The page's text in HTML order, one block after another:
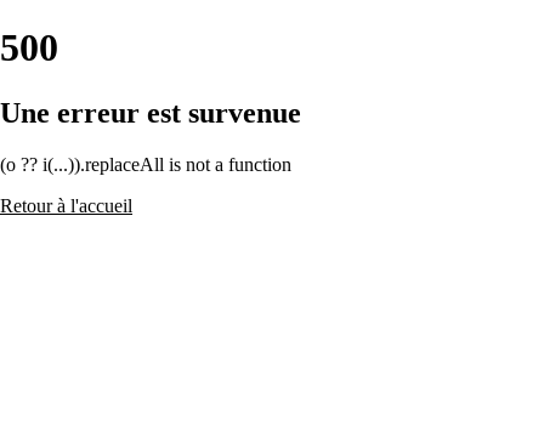
500
Une erreur est survenue
(o ?? i(...)).replaceAll is not a function
Retour à l'accueil